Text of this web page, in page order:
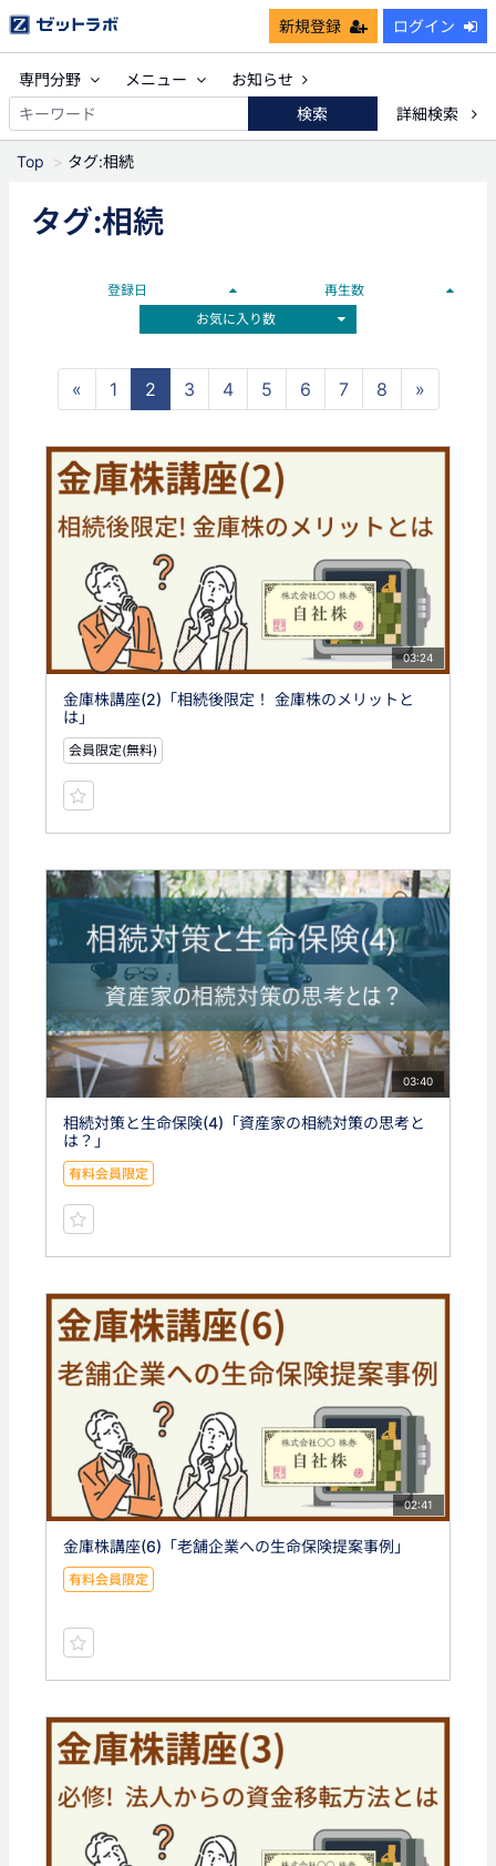
新規登録 ログイン
専門分野 メニュー
お知らせ
検索
詳細検索
Top タグ:相続
タグ:相続
登録日
再生数
お気に入り数
« 1 2 3 4 5 6 7 8 »
03:24
金庫株講座(2)「相続後限定！ 金庫株のメリットと
は」
会員限定(無料)
03:40
相続対策と生命保険(4)「資産家の相続対策の思考と
は？」
有料会員限定
02:41
金庫株講座(6)「老舗企業への生命保険提案事例」
有料会員限定